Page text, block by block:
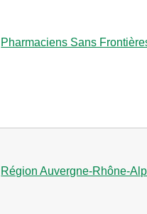
Pharmaciens Sans
Région Auvergne-Rhône-